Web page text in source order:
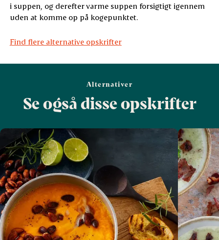
i suppen, og derefter varme suppen forsigtigt igennem
uden at komme op på kogepunktet.
Find flere alternative opskrifter
Alternativer
Se også disse opskrifter